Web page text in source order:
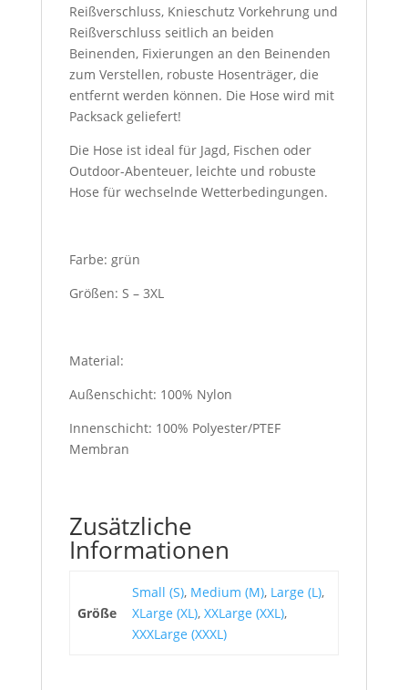
Reißverschluss, Knieschutz Vorkehrung und
Reißverschluss seitlich an beiden
Beinenden, Fixierungen an den Beinenden
zum Verstellen, robuste Hosenträger, die
entfernt werden können. Die Hose wird mit
Packsack geliefert!
Die Hose ist ideal für Jagd, Fischen oder
Outdoor-Abenteuer, leichte und robuste
Hose für wechselnde Wetterbedingungen.
Farbe: grün
Größen: S – 3XL
Material:
Außenschicht: 100% Nylon
Innenschicht: 100% Polyester/PTEF
Membran
Zusätzliche
Informationen
Größe
Small (S), Medium (M), Large (L),
XLarge (XL), XXLarge (XXL),
XXXLarge (XXXL)